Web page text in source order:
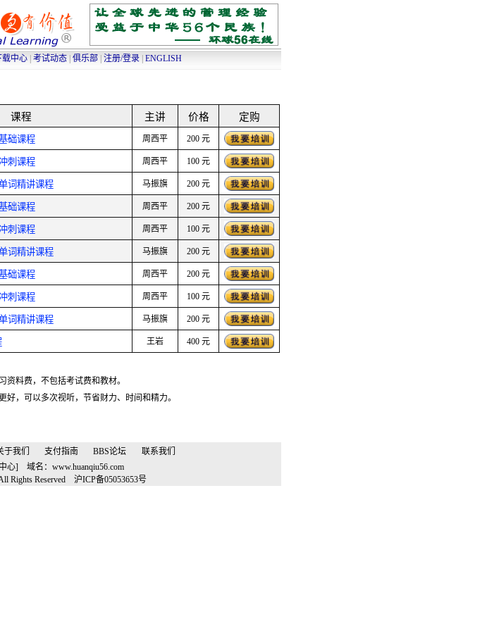
训|
载中心 考试动态 俱乐部 注册/登录 ENGLISH
课程 主讲 价格 定购
础课程 周西平 200 元
刺课程 周西平 100 元
词精讲课程 马振旗 200 元
础课程 周西平 200 元
刺课程 周西平 100 元
词精讲课程 马振旗 200 元
础课程 周西平 200 元
刺课程 周西平 100 元
词精讲课程 马振旗 200 元
王岩 400 元
资料费，不包括考试费和教材。
好，可以多次视听，节省财力、时间和精力。
于我们 支付指南 BBS论坛
联系我们
心] 域名： www.huanqiu56.com
Rights Reserved 沪ICP备05053653号